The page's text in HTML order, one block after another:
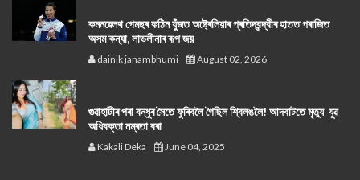
কমনৱেলথ গেমছৰ কঠিন যুঁজত অষ্ট্ৰেলিয়াৰ প্ৰতিদ্বন্দ্বীৰ হাতত পৰাজিত
অসম কন্যা, লাভলীনাৰ ৰূপ জয়
dainik janambhumi August 02, 2026
গুৱাহাটীৰ পৰা বন্ধুৰ সৈতে ফুৰিবলৈ গৈছিল শ্বিলঙলৈ! আদবাটতে মৃত্যু যুৱ
অধিবক্তা নম্ৰতা বৰা
Kakali Deka June 04, 2025